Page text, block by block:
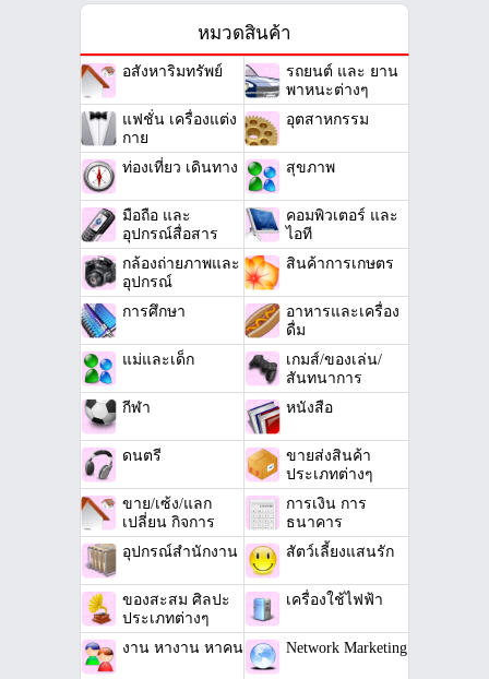
หมวดสินค้า
อสังหาริมทรัพย์
รถยนต์ และ ยาน
พาหนะต่างๆ
แฟชั่น เครื่องแต่ง
กาย
อุตสาหกรรม
ท่องเที่ยว เดินทาง สุขภาพ
มือถือ และ
อุปกรณ์สื่อสาร
คอมพิวเตอร์ และ
ไอที
กล้องถ่ายภาพและ
อุปกรณ์
สินค้าการเกษตร
การศึกษา
อาหารและเครื่อง
ดื่ม
แม่และเด็ก
เกมส์/ของเล่น/
สันทนาการ
กีฬา
หนังสือ
ดนตรี
ขายส่งสินค้า
ประเภทต่างๆ
ขาย/เซ้ง/แลก
เปลี่ยน กิจการ
การเงิน การ
ธนาคาร
อุปกรณ์สำนักงาน
สัตว์เลี้ยงแสนรัก
ของสะสม ศิลปะ
ประเภทต่างๆ
เครื่องใช้ไฟฟ้า
งาน หางาน หาคน Network Marketing